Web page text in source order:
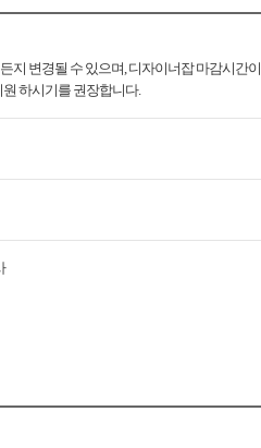
지 변경될 수 있으며, 디자이너잡 마감시간이
하시기를 권장합니다.